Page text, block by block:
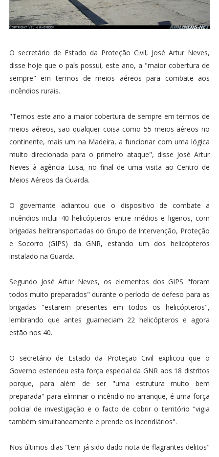
O secretário de Estado da Proteção Civil, José Artur Neves,
disse hoje que o país possui, este ano, a "maior cobertura de
sempre" em termos de meios aéreos para combate aos
incêndios rurais.
"Temos este ano a maior cobertura de sempre em termos de
meios aéreos, são qualquer coisa como 55 meios aéreos no
continente, mais um na Madeira, a funcionar com uma lógica
muito direcionada para o primeiro ataque", disse José Artur
Neves à agência Lusa, no final de uma visita ao Centro de
Meios Aéreos da Guarda.
O governante adiantou que o dispositivo de combate a
incêndios inclui 40 helicópteros entre médios e ligeiros, com
brigadas helitransportadas do Grupo de Intervenção, Proteção
e Socorro (GIPS) da GNR, estando um dos helicópteros
instalado na Guarda.
Segundo José Artur Neves, os elementos dos GIPS "foram
todos muito preparados" durante o período de defeso para as
brigadas "estarem presentes em todos os helicópteros",
lembrando que antes guarneciam 22 helicópteros e agora
estão nos 40.
O secretário de Estado da Proteção Civil explicou que o
Governo estendeu esta força especial da GNR aos 18 distritos
porque, para além de ser "uma estrutura muito bem
preparada" para eliminar o incêndio no arranque, é uma força
policial de investigação e o facto de cobrir o território "vigia
também simultaneamente e prende os incendiários".
Nos últimos dias "tem já sido dado nota de flagrantes delitos"